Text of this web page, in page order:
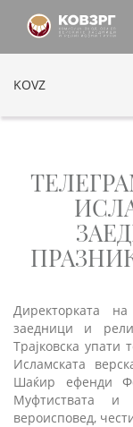
KOVZ
Директорката
заедници и
Трајковска упати
Исламската
Шаќир ефенди
Муфтиствата
вероисповед,